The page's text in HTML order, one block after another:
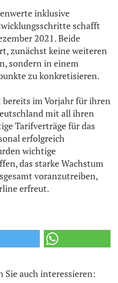
inklusive
schafft
2021. Beide
zunächst keine weiteren
sondern in einem
zu konkretisieren.
bereits im Vorjahr für ihren
mit all ihren
Tarifverträge für das
erfolgreich
wichtige
das starke Wachstum
voranzutreiben,
erfreut.
auch interessieren: